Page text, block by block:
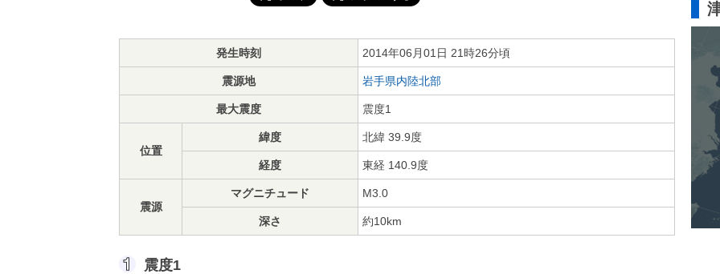
発生時刻 2014年06月01日 21時26分頃
震源地 岩手県内陸北部
最大震度 震度1
位置
緯度 北緯 39.9度
経度 東経 140.9度
震源
マグニチュード M3.0
深さ 約10km
震度1